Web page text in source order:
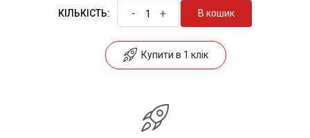
КІЛЬКІСТЬ: - + В кошик
Купити в 1 клік